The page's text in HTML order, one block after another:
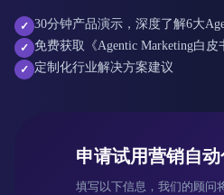
✓ 30分钟产品演示，深度了解6大
✓ 免费获取《Agentic Marketing白皮
✓ 定制化行业解决方案建议
申请试用营销自
填写以下信息，我们的顾问